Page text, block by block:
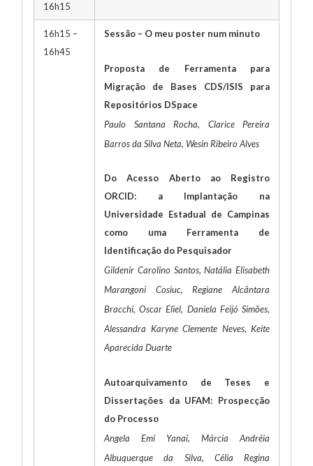
16h15
16h15 –
16h45
Sessão – O meu poster num minuto
Proposta de Ferramenta para
Migração de Bases CDS/ISIS para
Repositórios DSpace
Paulo Santana Rocha, Clarice Pereira
Barros da Silva Neta, Wesin Ribeiro Alves
Do Acesso Aberto ao Registro
ORCID: a Implantação na
Universidade Estadual de Campinas
como uma Ferramenta de
Identificação do Pesquisador
Gildenir Carolino Santos, Natália Elisabeth
Marangoni Cosiuc, Regiane Alcântara
Bracchi, Oscar Eliel, Daniela Feijó Simões,
Alessandra Karyne Clemente Neves, Keite
Aparecida Duarte
Autoarquivamento de Teses e
Dissertações da UFAM: Prospecção
do Processo
Angela Emi Yanai, Márcia Andréia
Albuquerque da Silva, Célia Regina